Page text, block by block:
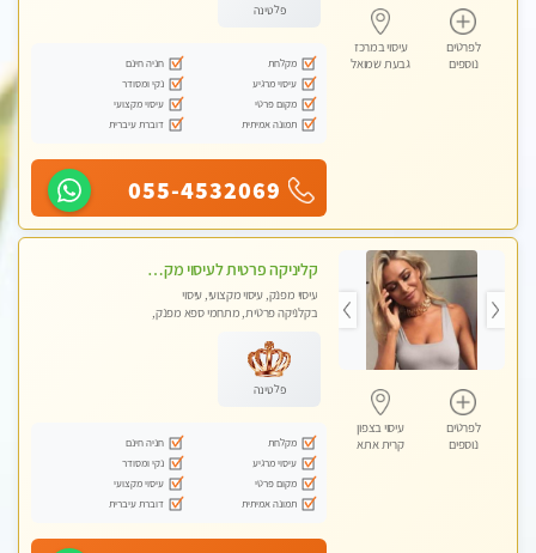
לפרטים
נוספים
עיסוי במרכז
גבעת שמואל
פלטינה
מקלחת
חניה חינם
עיסוי מרגיע
נקי ומסודר
מקום פרטי
עיסוי מקצועי
תמונה אמיתית
דוברת עיברית
055-4532069
לפרטים
נוספים
עיסוי בצפון
קרית אתא
קליניקה פרטית לעיסוי מקצועי ואלטרנטיבי ברמה גבוהה VIP תתקשר ..... highly recommended..new in the city
עיסוי מפנק, עיסוי מקצועי, עיסוי
בקלניקה פרטית, מתחמי ספא מפנק,
טנטרה, עיסוי מגבר לגבר, עיסוי מגבר
לאישה
פלטינה
מקלחת
חניה חינם
עיסוי מרגיע
נקי ומסודר
מקום פרטי
עיסוי מקצועי
תמונה אמיתית
דוברת עיברית